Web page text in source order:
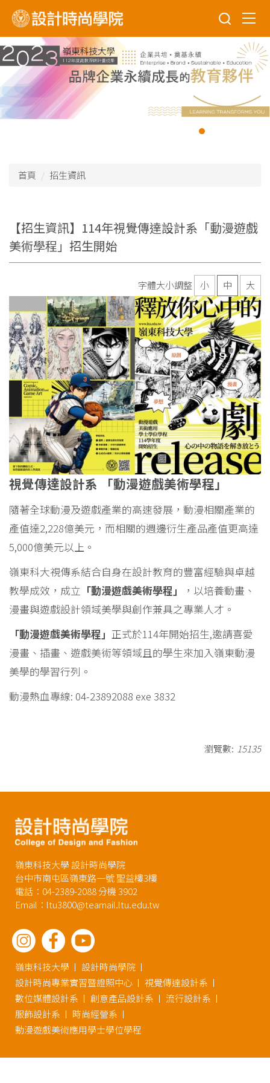
到
主
要
內
區
首頁 招生資訊
【招生資訊】114年視覺傳達設計系「動漫遊戲
美術學程」招生開始
字體大小調整 小 中 大
視覺傳達設計系 「動漫遊戲美術學程」
隨著全球動漫及遊戲產業的高速發展，動漫相關產業的
產值達2,228億美元，而相關的週邊衍生產品產值更高達
5,000億美元以上。
嶺東科大視傳系結合自身在設計教育的豐富經驗與卓越
教學成效，成立 「動漫遊戲美術學程」
，以培養動畫、
漫畫與遊戲設計領域美學與創作兼具之專業人才。
「動漫遊戲美術學程」 正式於114年開始招生,邀請喜愛
漫畫、插畫、遊戲美術等領域且的學生來加入嶺東動漫
美學的學習行列。
動漫熱血專線: 04-23892088 exe 3832
瀏覽數: 15135
嶺東科技大學 設計時尚學院
台中市南屯區嶺東路一號 聖益樓3樓
電話：04-2389-2088 分機 3902
Email：ltu3800@teamail.ltu.edu.tw
嶺東科技大學
設計時尚學院
設計時尚專業實習暨證照中心
視覺傳達設計系
數位媒體設計系
創意產品設計系
流行設計系
服飾設計系
時尚經營系
動漫遊戲美術應用學士學位學程